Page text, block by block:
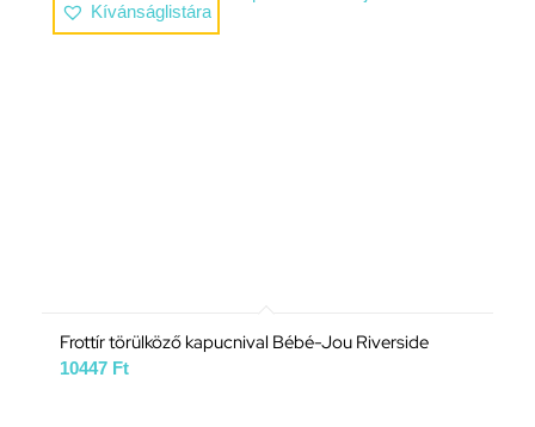
Kívánságlistára
Frottír törülköző kapucnival Bébé-Jou Riverside
10447 Ft